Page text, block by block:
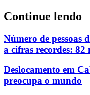
Continue lendo
Número de pessoas
a cifras recordes: 82
Deslocamento em
preocupa o mundo